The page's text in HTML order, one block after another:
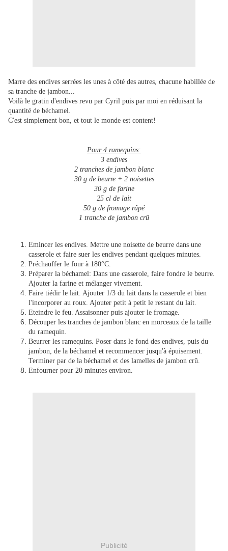
Marre des endives serrées les unes à côté des autres, chacune habillée de
sa tranche de jambon...
Voilà le gratin d'endives revu par Cyril puis par moi en réduisant la
quantité de béchamel.
C'est simplement bon, et tout le monde est content!
Pour 4 ramequins:
3 endives
2 tranches de jambon blanc
30 g de beurre + 2 noisettes
30 g de farine
25 cl de lait
50 g de fromage râpé
1 tranche de jambon crû
Emincer les endives. Mettre une noisette de beurre dans une
casserole et faire suer les endives pendant quelques minutes.
Préchauffer le four à 180°C.
Préparer la béchamel: Dans une casserole, faire fondre le beurre.
Ajouter la farine et mélanger vivement.
Faire tiédir le lait. Ajouter 1/3 du lait dans la casserole et bien
l'incorporer au roux. Ajouter petit à petit le restant du lait.
Eteindre le feu. Assaisonner puis ajouter le fromage.
Découper les tranches de jambon blanc en morceaux de la taille
du ramequin.
Beurrer les ramequins. Poser dans le fond des endives, puis du
jambon, de la béchamel et recommencer jusqu'à épuisement.
Terminer par de la béchamel et des lamelles de jambon crû.
Enfourner pour 20 minutes environ.
Publicité